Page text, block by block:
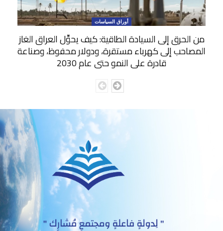
أوراق السياسات
من الحرق إلى السيادة الطاقية: كيف يحوِّل العراق الغاز
المصاحب إلى كهرباء مستقرة، ودولار محفوظ، وصناعة
قادرة على النمو حتى عام 2030